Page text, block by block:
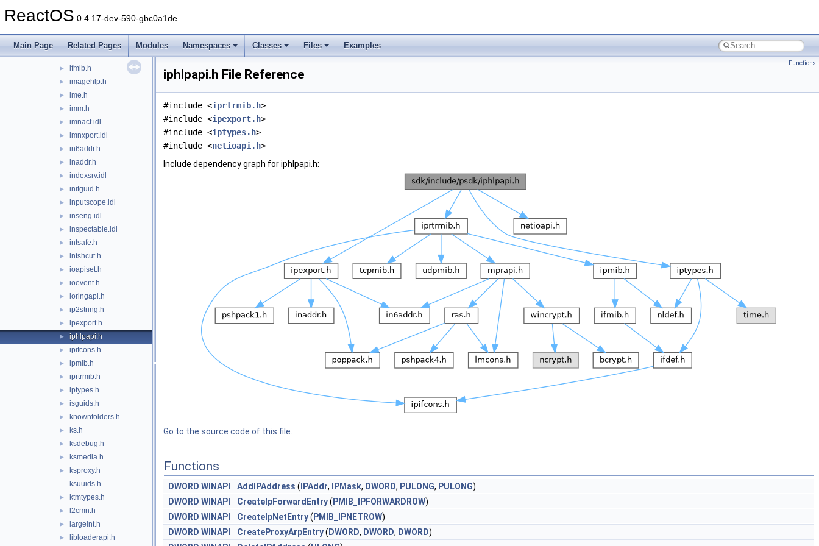
ReactOS 0.4.17-dev-590-gbc0a1de
Main Page Related Pages Modules Namespaces Classes Files Examples
► idndl.h
ieverp.h
► ifdef.h
► ifmib.h
► imagehlp.h
► ime.h
► imm.h
► imnact.idl
► imnxport.idl
► in6addr.h
► inaddr.h
► indexsrv.idl
► initguid.h
► inputscope.idl
► inseng.idl
► inspectable.idl
► intsafe.h
► intshcut.h
► ioapiset.h
► ioevent.h
► ioringapi.h
► ip2string.h
► ipexport.h
► iphlpapi.h
► ipifcons.h
► ipmib.h
► iprtrmib.h
► iptypes.h
► isguids.h
► knownfolders.h
► ks.h
► ksdebug.h
► ksmedia.h
►
ksproxy.h
ksuuids.h
► ktmtypes.h
► l2cmn.h
► largeint.h
► libloaderapi.h
Functions
iphlpapi.h File Reference
#include <iprtrmib.h>
#include <ipexport.h>
#include <iptypes.h>
#include <netioapi.h>
Include dependency graph for iphlpapi.h:
Go to the source code of this file.
Functions
DWORD WINAPI AddIPAddress ( IPAddr, IPMask, DWORD, PULONG, PULONG)
DWORD WINAPI CreateIpForwardEntry( PMIB_IPFORWARDROW)
DWORD WINAPI CreateIpNetEntry( PMIB_IPNETROW)
DWORD WINAPI CreateProxyArpEntry( DWORD, DWORD, DWORD)